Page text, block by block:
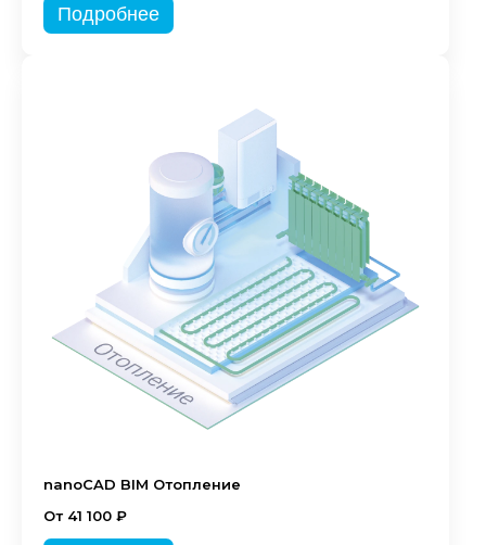
Подробнее
nanoCAD BIM Отопление
От 41 100 ₽